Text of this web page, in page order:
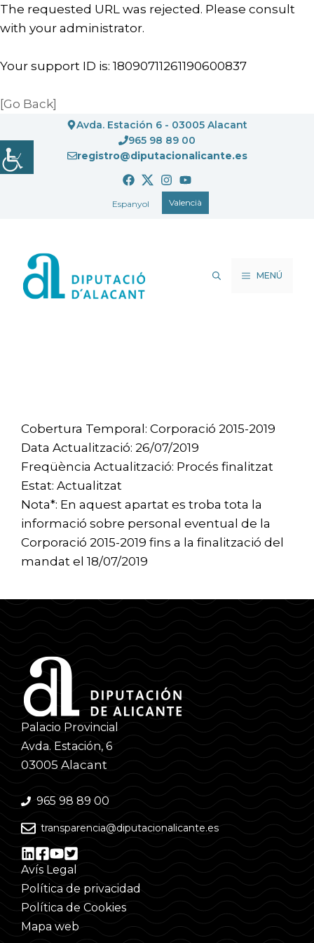
The requested URL was rejected. Please consult
with your administrator.
Your support ID is: 18090711261190600837
[Go Back]
al
contingut
Avda. Estación 6 - 03005 Alacant
965 98 89 00
registro@diputacionalicante.es
Espanyol Valencià
MENÚ
Cobertura Temporal: Corporació 2015-2019
Data Actualització: 26/07/2019
Freqüència Actualització: Procés finalitzat
Estat: Actualitzat
Nota*: En aquest apartat es troba tota la
informació sobre personal eventual de la
Corporació 2015-2019 fins a la finalització del
mandat el 18/07/2019
Palacio Provincial
Avda. Estación, 6
03005 Alacant
965 98 89 00
transparencia@diputacionalicante.es
Avís Legal
Política de privacidad
Política de Cookies
Mapa web